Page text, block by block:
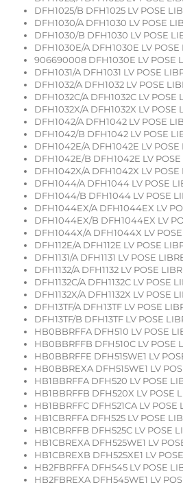
DFH1025/B DFH1025 LV POSE
DFH1030/A DFH1030 LV POSE
DFH1030/B DFH1030 LV POSE
DFH1030E/A DFH1030E LV POSE
906690008 DFH1030E LV POSE
DFH1031/A DFH1031 LV POSE
DFH1032/A DFH1032 LV POSE
DFH1032C/A DFH1032C LV POSE
DFH1032X/A DFH1032X LV POSE
DFH1042/A DFH1042 LV POSE
DFH1042/B DFH1042 LV POSE
DFH1042E/A DFH1042E LV POSE
DFH1042E/B DFH1042E LV
DFH1042X/A DFH1042X LV POSE
DFH1044/A DFH1044 LV POSE
DFH1044/B DFH1044 LV POSE
DFH1044EX/A DFH1044EX LV
DFH1044EX/B DFH1044EX LV
DFH1044X/A DFH1044X LV
DFH112E/A DFH112E LV POSE
DFH1131/A DFH1131 LV POSE
DFH1132/A DFH1132 LV POSE
DFH1132C/A DFH1132C LV POSE
DFH1132X/A DFH1132X LV POSE
DFH13TF/A DFH13TF LV POSE
DFH13TF/B DFH13TF LV POSE
HB0BBRFFA DFH510 LV POSE
HB0BBRFFB DFH510C LV POSE
HB0BBRFFE DFH515WE1 LV
HB0BBREXA DFH515WE1 LV
HB1BBRFFA DFH520 LV POSE
HB1BBRFFB DFH520X LV POSE
HB1BBRFFC DFH521CA LV POSE
HB1CBRFFA DFH525 LV POSE
HB1CBRFFB DFH525C LV POSE
HB1CBREXA DFH525WE1 LV
HB1CBREXB DFH525XE1 LV
HB2FBRFFA DFH545 LV POSE
HB2FBREXA DFH545WE1 LV